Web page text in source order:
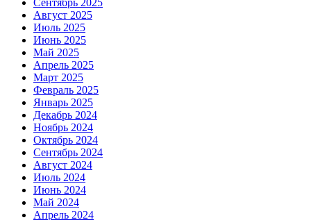
Сентябрь 2025
Август 2025
Июль 2025
Июнь 2025
Май 2025
Апрель 2025
Март 2025
Февраль 2025
Январь 2025
Декабрь 2024
Ноябрь 2024
Октябрь 2024
Сентябрь 2024
Август 2024
Июль 2024
Июнь 2024
Май 2024
Апрель 2024